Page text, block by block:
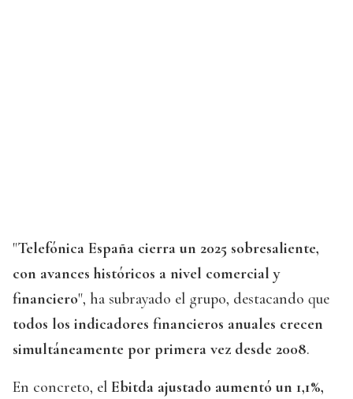
"Telefónica España cierra un 2025 sobresaliente,
con avances históricos a nivel comercial y
financiero", ha subrayado el grupo, destacando que
todos los indicadores financieros anuales crecen
simultáneamente por primera vez desde 2008.
En concreto, el Ebitda ajustado aumentó un 1,1%,